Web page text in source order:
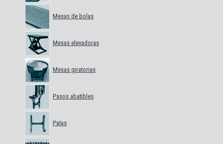
Mesas de bolas
Mesas elevadoras
Mesas giratorias
Pasos abatibles
Patas